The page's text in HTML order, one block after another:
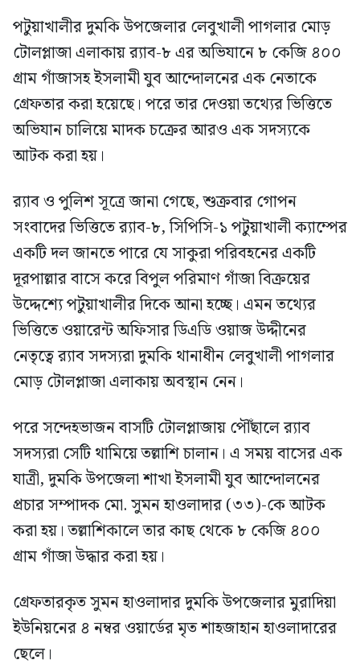
পটুয়াখালীর দুমকি উপজেলার লেবুখালী পাগলার মোড়
টোলপ্লাজা এলাকায় র‍্যাব-৮ এর অভিযানে ৮ কেজি ৪০০
গ্রাম গাঁজাসহ ইসলামী যুব আন্দোলনের এক নেতাকে
গ্রেফতার করা হয়েছে। পরে তার দেওয়া তথ্যের ভিত্তিতে
অভিযান চালিয়ে মাদক চক্রের আরও এক সদস্যকে
আটক করা হয়।
র‍্যাব ও পুলিশ সূত্রে জানা গেছে, শুক্রবার গোপন
সংবাদের ভিত্তিতে র‍্যাব-৮, সিপিসি-১ পটুয়াখালী ক্যাম্পের
একটি দল জানতে পারে যে সাকুরা পরিবহনের একটি
দূরপাল্লার বাসে করে বিপুল পরিমাণ গাঁজা বিক্রয়ের
উদ্দেশ্যে পটুয়াখালীর দিকে আনা হচ্ছে। এমন তথ্যের
ভিত্তিতে ওয়ারেন্ট অফিসার ডিএডি ওয়াজ উদ্দীনের
নেতৃত্বে র‍্যাব সদস্যরা দুমকি থানাধীন লেবুখালী পাগলার
মোড় টোলপ্লাজা এলাকায় অবস্থান নেন।
পরে সন্দেহভাজন বাসটি টোলপ্লাজায় পৌঁছালে র‍্যাব
সদস্যরা সেটি থামিয়ে তল্লাশি চালান। এ সময় বাসের এক
যাত্রী, দুমকি উপজেলা শাখা ইসলামী যুব আন্দোলনের
প্রচার সম্পাদক মো. সুমন হাওলাদার (৩৩)-কে আটক
করা হয়। তল্লাশিকালে তার কাছ থেকে ৮ কেজি ৪০০
গ্রাম গাঁজা উদ্ধার করা হয়।
গ্রেফতারকৃত সুমন হাওলাদার দুমকি উপজেলার মুরাদিয়া
ইউনিয়নের ৪ নম্বর ওয়ার্ডের মৃত শাহজাহান হাওলাদারের
ছেলে।